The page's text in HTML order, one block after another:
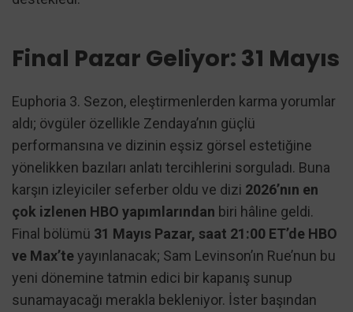
Final Pazar Geliyor: 31 Mayıs
Euphoria 3. Sezon, eleştirmenlerden karma yorumlar
aldı; övgüler özellikle Zendaya’nın güçlü
performansına ve dizinin eşsiz görsel estetiğine
yönelikken bazıları anlatı tercihlerini sorguladı. Buna
karşın izleyiciler seferber oldu ve dizi 2026’nın en
çok izlenen HBO yapımlarından biri hâline geldi.
Final bölümü 31 Mayıs Pazar, saat 21:00 ET’de HBO
ve Max’teyayınlanacak; Sam Levinson’ın Rue’nun bu
yeni dönemine tatmin edici bir kapanış sunup
sunamayacağı merakla bekleniyor. İster başından